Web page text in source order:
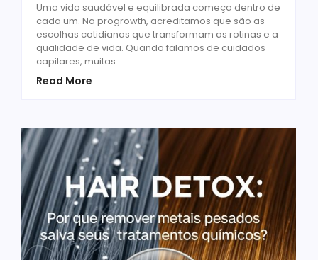
Uma vida saudável e equilibrada começa dentro de
cada um. Na progrowth, acreditamos que são as
escolhas cotidianas que transformam as rotinas e a
qualidade de vida. Quando falamos de cuidados
capilares, muitas…
Read More